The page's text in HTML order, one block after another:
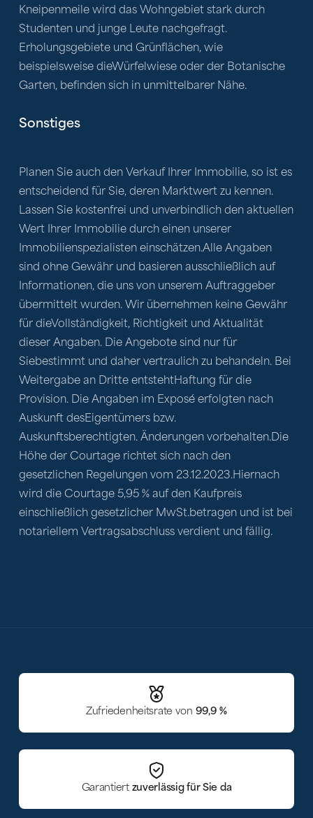
Kneipenmeile wird das Wohngebiet stark durch
Studenten und junge Leute nachgefragt.
Erholungsgebiete und Grünflächen, wie
beispielsweise dieWürfelwiese oder der Botanische
Garten, befinden sich in unmittelbarer Nähe.
Sonstiges
Planen Sie auch den Verkauf Ihrer Immobilie, so ist es
entscheidend für Sie, deren Marktwert zu kennen.
Lassen Sie kostenfrei und unverbindlich den aktuellen
Wert Ihrer Immobilie durch einen unserer
Immobilienspezialisten einschätzen.Alle Angaben
sind ohne Gewähr und basieren ausschließlich auf
Informationen, die uns von unserem Auftraggeber
übermittelt wurden. Wir übernehmen keine Gewähr
für dieVollständigkeit, Richtigkeit und Aktualität
dieser Angaben. Die Angebote sind nur für
Siebestimmt und daher vertraulich zu behandeln. Bei
Weitergabe an Dritte entstehtHaftung für die
Provision. Die Angaben im Exposé erfolgten nach
Auskunft desEigentümers bzw.
Auskunftsberechtigten. Änderungen vorbehalten.Die
Höhe der Courtage richtet sich nach den
gesetzlichen Regelungen vom 23.12.2023.Hiernach
wird die Courtage 5,95 % auf den Kaufpreis
einschließlich gesetzlicher MwSt.betragen und ist bei
notariellem Vertragsabschluss verdient und fällig.
Zufriedenheitsrate von 99,9 %
Garantiert zuverlässig für Sie da